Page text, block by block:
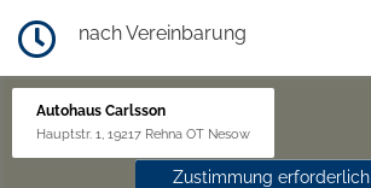
nach Vereinbarung
Autohaus Carlsson
Hauptstr. 1, 19217 Rehna OT Nesow
Zustimmung erforderlich